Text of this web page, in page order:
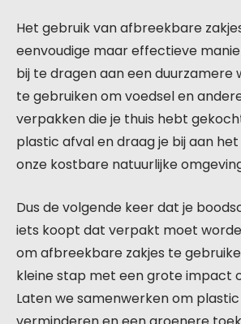
Het gebruik van afbreekbare
eenvoudige maar effectieve
bij te dragen aan een duurzamere
te gebruiken om voedsel en
verpakken die je thuis hebt
plastic afval en draag je bij aan
onze kostbare natuurlijke
Dus de volgende keer dat je
iets koopt dat verpakt moet
om afbreekbare zakjes te
kleine stap met een grote impact
Laten we samenwerken om